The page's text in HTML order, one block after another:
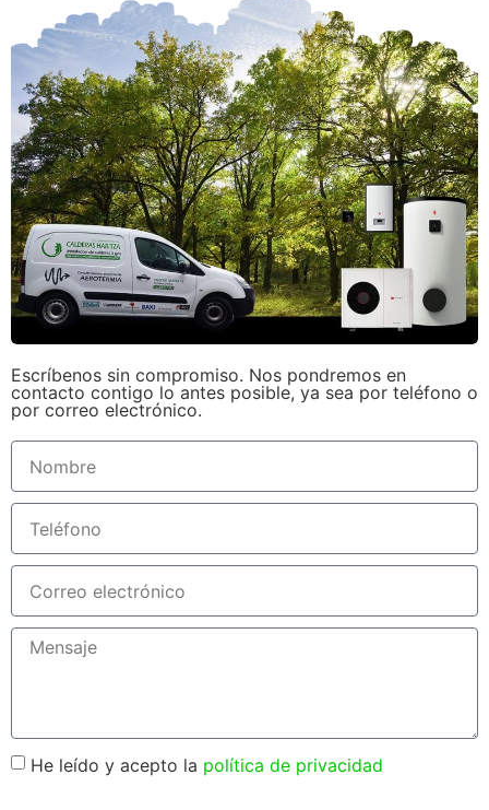
Escríbenos sin compromiso. Nos pondremos en
contacto contigo lo antes posible, ya sea por teléfono o
por correo electrónico.
He leído y acepto la política de privacidad